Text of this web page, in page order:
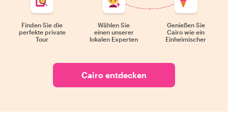
Finden Sie die
perfekte private
Tour
Wählen Sie
einen unserer
lokalen Experten
Genießen Sie
Cairo wie ein
Einheimischer
Cairo entdecken